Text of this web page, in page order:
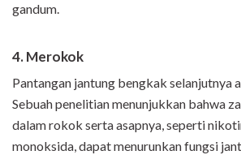
gandum.
4. Merokok
Pantangan jantung bengkak selanjutnya
Sebuah penelitian menunjukkan bahwa
dalam rokok serta asapnya, seperti
monoksida, dapat menurunkan fungsi